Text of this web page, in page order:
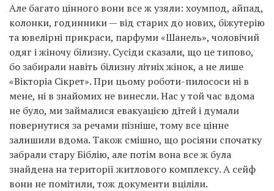
Але багато цінного вони все ж узяли: хоумпод, айпад,
колонки, годинники — від старих до нових, біжутерію
та ювелірні прикраси, парфуми «Шанель», чоловічий
одяг і жіночу білизну. Сусіди сказали, що це типово,
бо забирали навіть білизну літніх жінок, а не лише
«Вікторіа Сікрет». При цьому роботи-пилососи ні в
мене, ні в знайомих не винесли. Нас у той час вдома
не було, ми займалися евакуацією дітей і думали
повернутися за речами пізніше, тому все цінне
залишили вдома. Також смішно, що росіяни спочатку
забрали стару Біблію, але потім вона все ж була
знайдена на території житлового комплексу. А сейф
вони не помітили, тож документи вціліли.